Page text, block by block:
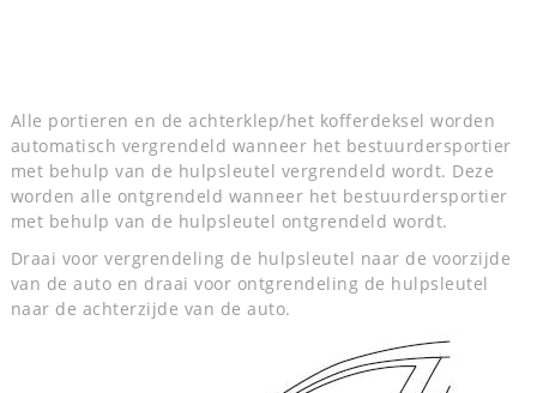
Alle portieren en de achterklep/het kofferdeksel worden
automatisch vergrendeld wanneer het bestuurdersportier
met behulp van de hulpsleutel vergrendeld wordt. Deze
worden alle ontgrendeld wanneer het bestuurdersportier
met behulp van de hulpsleutel ontgrendeld wordt.
Draai voor vergrendeling de hulpsleutel naar de voorzijde
van de auto en draai voor ontgrendeling de hulpsleutel
naar de achterzijde van de auto.